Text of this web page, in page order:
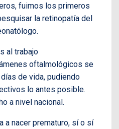
fuimos los primeros
la retinopatía del
al trabajo
oftalmológicos se
de vida, pudiendo
lo antes posible.
a nivel nacional.
a nacer prematuro, sí o sí